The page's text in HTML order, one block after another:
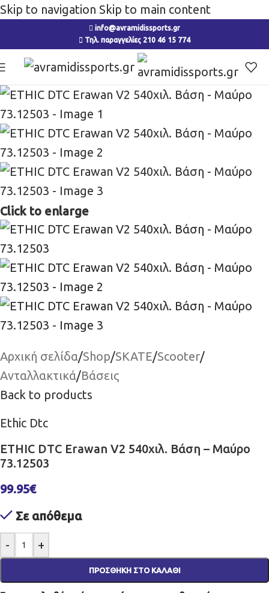
Skip to navigation Skip to main content
info@avramidissports.gr
Τηλ. παραγγελίες 210 46 15 774
Click to enlarge
Αρχική σελίδα/Shop/SKATE/Scooter/
Ανταλλακτικά/Βάσεις
Back to products
Ethic Dtc
ETHIC DTC Erawan V2 540χιλ. Βάση – Μαύρο
73.12503
99.95€
Σε απόθεμα
- +
ΠΡΟΣΘΉΚΗ ΣΤΟ ΚΑΛΆΘΙ